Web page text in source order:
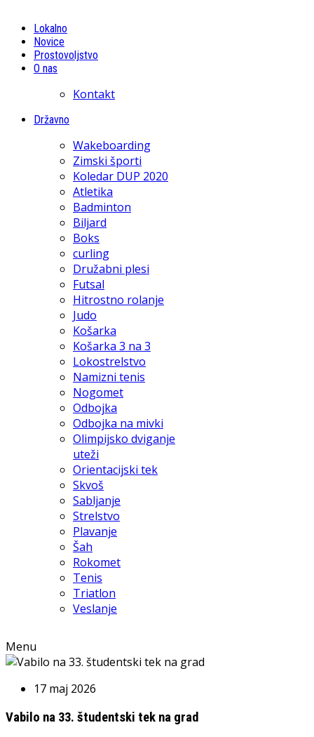
Lokalno
Novice
Prostovoljstvo
O nas
Kontakt
Državno
Wakeboarding
Zimski športi
Koledar DUP 2020
Atletika
Badminton
Biljard
Boks
curling
Družabni plesi
Futsal
Hitrostno rolanje
Judo
Košarka
Košarka 3 na 3
Lokostrelstvo
Namizni tenis
Nogomet
Odbojka
Odbojka na mivki
Olimpijsko dviganje
uteži
Orientacijski tek
Skvoš
Sabljanje
Strelstvo
Plavanje
Šah
Rokomet
Tenis
Triatlon
Veslanje
Menu
17 maj 2026
Vabilo na 33. študentski tek na grad